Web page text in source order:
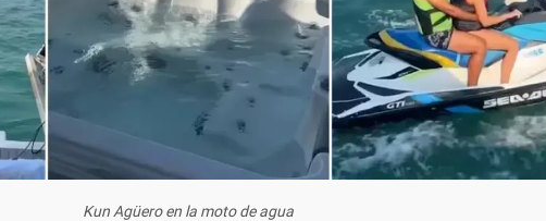
Kun Agüero en la moto de agua